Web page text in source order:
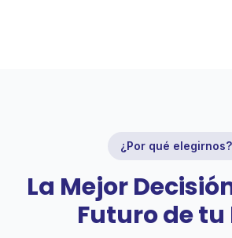
¿Por qué elegirnos?
La Mejor
Futuro de tu